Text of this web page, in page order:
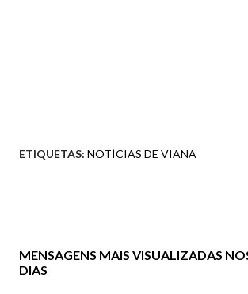
ETIQUETAS: NOTÍCIAS DE VIANA
MENSAGENS MAIS VISUALIZADAS
DIAS